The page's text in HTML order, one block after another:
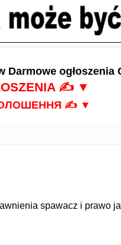
Darmowe ogłoszenia
✍ ▼
✍ ▼
spawacz i prawo